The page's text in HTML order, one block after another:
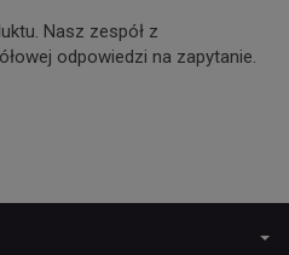
Nasz zespół z
odpowiedzi na zapytanie.